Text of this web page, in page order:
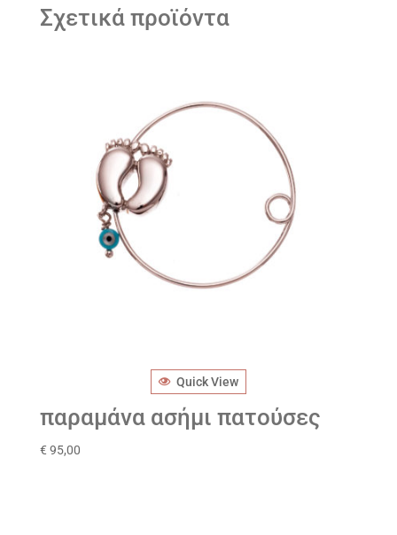
Σχετικά προϊόντα
Quick View
παραμάνα ασήμι πατούσες
€ 95,00